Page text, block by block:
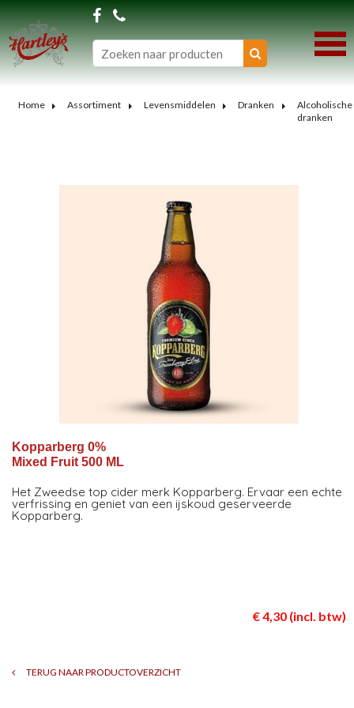
Home Assortiment Levensmiddelen Dranken
Alcoholische
dranken
Kopparberg 0%
Mixed Fruit 500 ML
Het Zweedse top cider merk Kopparberg. Ervaar een echte
verfrissing en geniet van een ijskoud geserveerde
Kopparberg.
€ 4,30 (incl. btw)
TERUG NAAR PRODUCTOVERZICHT